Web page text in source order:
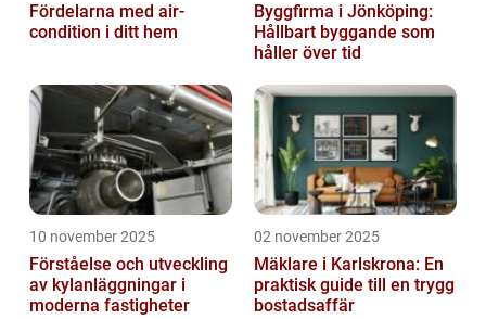
Fördelarna med air-
condition i ditt hem
Byggfirma i Jönköping:
Hållbart byggande som
håller över tid
10 november 2025
Förståelse och utveckling
av kylanläggningar i
moderna fastigheter
02 november 2025
Mäklare i Karlskrona: En
praktisk guide till en trygg
bostadsaffär